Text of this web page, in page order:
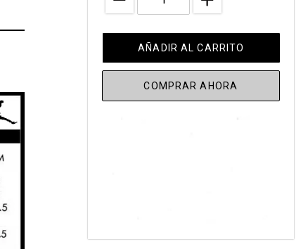
AÑADIR AL CARRITO
COMPRAR AHORA